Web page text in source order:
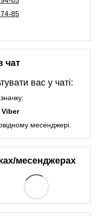
85
чат
вас у чаті:
Viber
месенджері.
месенджерах